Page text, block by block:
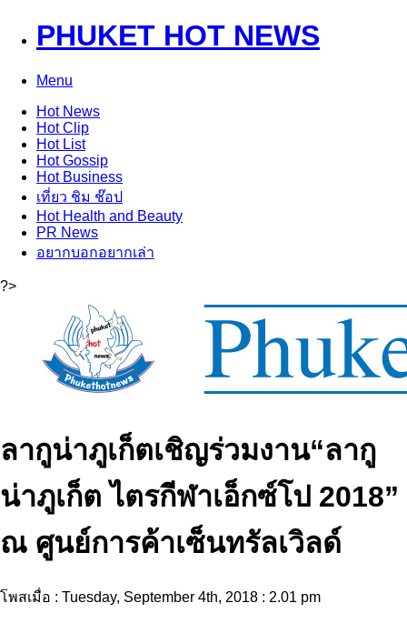
PHUKET HOT NEWS
Menu
HotNews
HotClip
HotList
HotGossip
HotBusiness
เที่ยว ชิม ช๊อป
HotHealth and Beauty
PR News
อยากบอกอยากเล่า
?>
ลากูน่าภูเก็ตเชิญร่วมงาน“ลากู
น่าภูเก็ต ไตรกีฬาเอ็กซ์โป 2018”
ณ ศูนย์การค้าเซ็นทรัลเวิลด์
โพสเมื่อ : Tuesday, September 4th, 2018 : 2.01 pm